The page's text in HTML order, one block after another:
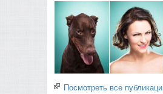
Посмотреть все